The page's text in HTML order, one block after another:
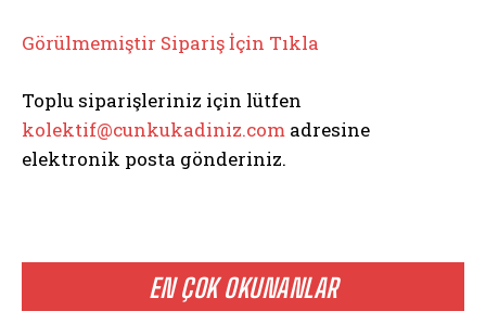
EN ÇOK OKUNANLAR
Görülmemiştir Sipariş İçin Tıkla
Toplu siparişleriniz için lütfen
kolektif@cunkukadiniz.com adresine
elektronik posta gönderiniz.